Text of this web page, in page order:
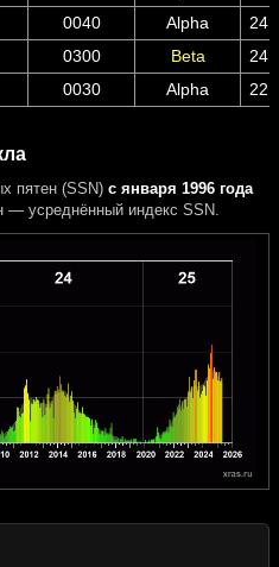
0040 Alpha
24
0300 Beta
24
0030 Alpha 22
пятен (SSN) с января 1996 года
— усреднённый индекс SSN.